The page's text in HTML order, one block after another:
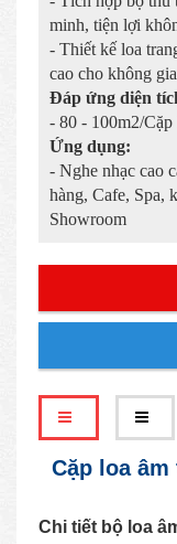
minh, tiện lợi
- Thiết kế loa
cao cho không
Đáp ứng diện
- 80 - 100m2/Cặp
Ứng dụng:
- Nghe nhạc cao
hàng, Cafe, Spa,
Showroom
Cặp loa âm
Chi tiết bộ loa